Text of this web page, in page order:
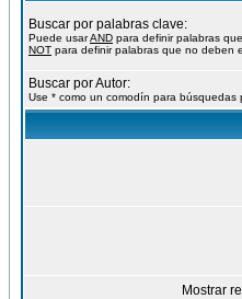
Buscar por palabras clave:
Puede usarAND para definir palabras
NOT para definir palabras que no deben
Buscar por Autor:
Use * como un comodín para búsquedas
Mostrar